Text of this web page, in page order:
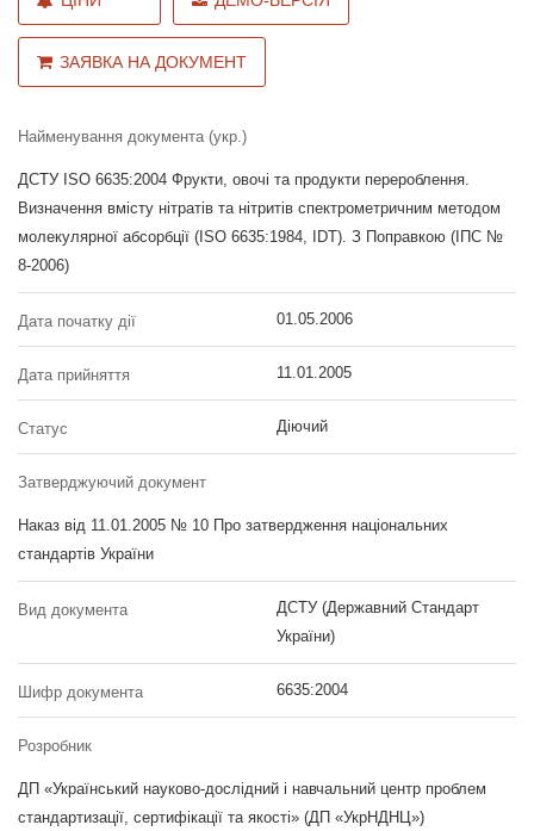
ЗАЯВКА НА ДОКУМЕНТ
Найменування документа (укр.)
ДСТУ ISO 6635:2004 Фрукти, овочі та продукти перероблення.
Визначення вмісту нітратів та нітритів спектрометричним методом
молекулярної абсорбції (ISO 6635:1984, IDT). З Поправкою (ІПС №
8-2006)
Дата початку дії 01.05.2006
Дата прийняття 11.01.2005
Статус Діючий
Затверджуючий документ
Наказ від 11.01.2005 № 10 Про затвердження національних
стандартів України
Вид документа
ДСТУ (Державний Стандарт
України)
Шифр документа 6635:2004
Розробник
ДП «Український науково-дослідний і навчальний центр проблем
стандартизації, сертифікації та якості» (ДП «УкрНДНЦ»)